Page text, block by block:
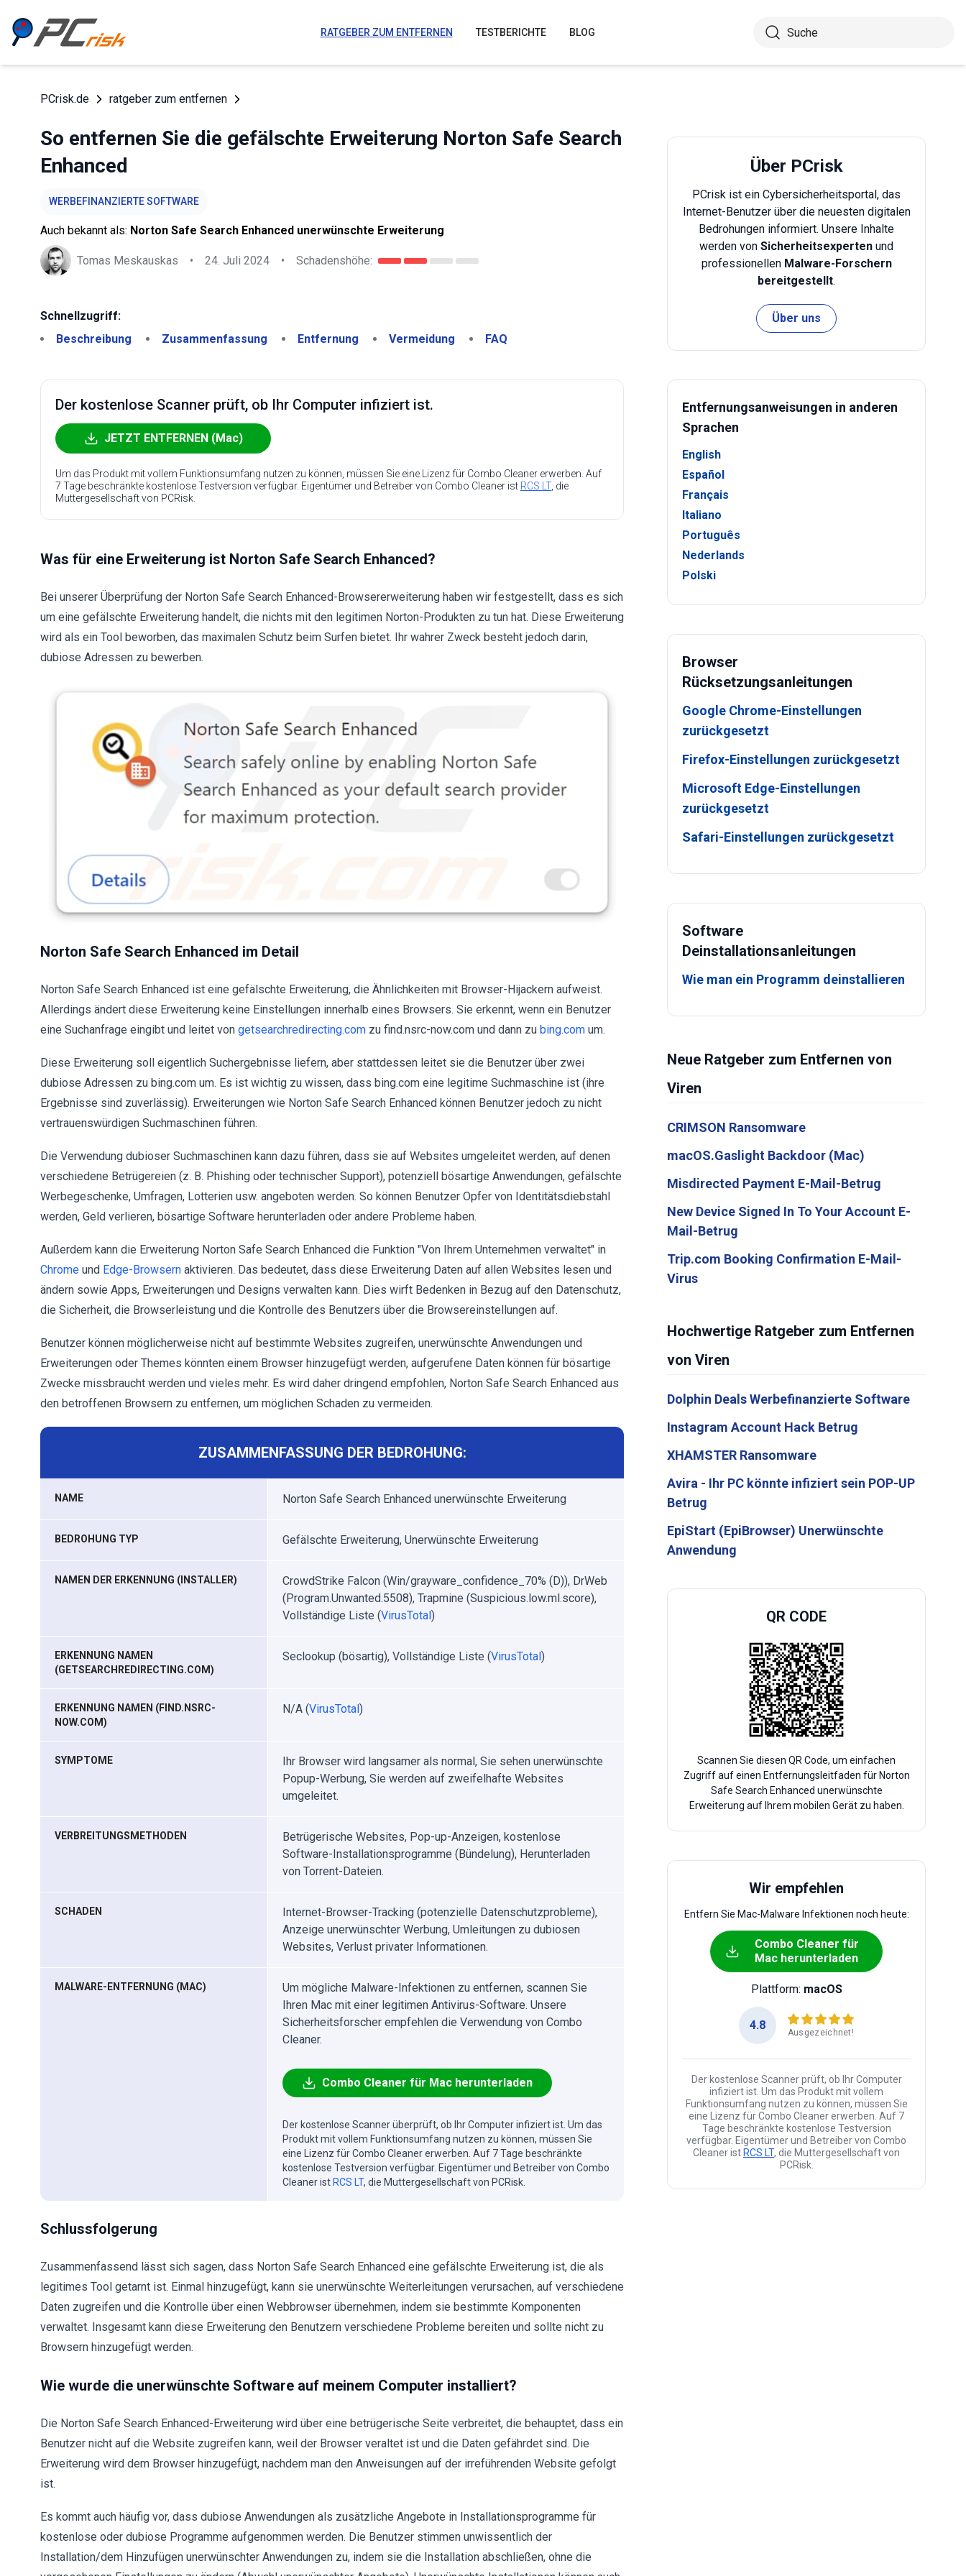
RATGEBER ZUM ENTFERNEN TESTBERICHTE BLOG
PCrisk.de ratgeber zum entfernen
So entfernen Sie die gefälschte Erweiterung Norton Safe Search
Enhanced
WERBEFINANZIERTE SOFTWARE
Auch bekannt als: Norton Safe Search Enhanced unerwünschte Erweiterung
Tomas Meskauskas • 24. Juli 2024 • Schadenshöhe:
Schnellzugriff:
Beschreibung
Zusammenfassung Entfernung Vermeidung FAQ
Der kostenlose Scanner prüft, ob Ihr Computer infiziert ist.
JETZT ENTFERNEN (Mac)
Um das Produkt mit vollem Funktionsumfang nutzen zu können, müssen Sie eine Lizenz für Combo Cleaner erwerben. Auf
7 Tage beschränkte kostenlose Testversion verfügbar. Eigentümer und Betreiber von Combo Cleaner ist RCS LT, die
Muttergesellschaft von PCRisk.
Was für eine Erweiterung ist Norton Safe Search Enhanced?
Bei unserer Überprüfung der Norton Safe Search Enhanced-Browsererweiterung haben wir festgestellt, dass es sich
um eine gefälschte Erweiterung handelt, die nichts mit den legitimen Norton-Produkten zu tun hat. Diese Erweiterung
wird als ein Tool beworben, das maximalen Schutz beim Surfen bietet. Ihr wahrer Zweck besteht jedoch darin,
dubiose Adressen zu bewerben.
Norton Safe Search Enhanced im Detail
Norton Safe Search Enhanced ist eine gefälschte Erweiterung, die Ähnlichkeiten mit Browser-Hijackern aufweist.
Allerdings ändert diese Erweiterung keine Einstellungen innerhalb eines Browsers. Sie erkennt, wenn ein Benutzer
eine Suchanfrage eingibt und leitet von getsearchredirecting.com zu find.nsrc-now.com und dann zu bing.com um.
Diese Erweiterung soll eigentlich Suchergebnisse liefern, aber stattdessen leitet sie die Benutzer über zwei
dubiose Adressen zu bing.com um. Es ist wichtig zu wissen, dass bing.com eine legitime Suchmaschine ist (ihre
Ergebnisse sind zuverlässig). Erweiterungen wie Norton Safe Search Enhanced können Benutzer jedoch zu nicht
vertrauenswürdigen Suchmaschinen führen.
Die Verwendung dubioser Suchmaschinen kann dazu führen, dass sie auf Websites umgeleitet werden, auf denen
verschiedene Betrügereien (z. B. Phishing oder technischer Support), potenziell bösartige Anwendungen, gefälschte
Werbegeschenke, Umfragen, Lotterien usw. angeboten werden. So können Benutzer Opfer von Identitätsdiebstahl
werden, Geld verlieren, bösartige Software herunterladen oder andere Probleme haben.
Außerdem kann die Erweiterung Norton Safe Search Enhanced die Funktion "Von Ihrem Unternehmen verwaltet" in
Chrome und Edge-Browsern aktivieren. Das bedeutet, dass diese Erweiterung Daten auf allen Websites lesen und
ändern sowie Apps, Erweiterungen und Designs verwalten kann. Dies wirft Bedenken in Bezug auf den Datenschutz,
die Sicherheit, die Browserleistung und die Kontrolle des Benutzers über die Browsereinstellungen auf.
Benutzer können möglicherweise nicht auf bestimmte Websites zugreifen, unerwünschte Anwendungen und
Erweiterungen oder Themes könnten einem Browser hinzugefügt werden, aufgerufene Daten können für bösartige
Zwecke missbraucht werden und vieles mehr. Es wird daher dringend empfohlen, Norton Safe Search Enhanced aus
den betroffenen Browsern zu entfernen, um möglichen Schaden zu vermeiden.
ZUSAMMENFASSUNG DER BEDROHUNG:
NAME Norton Safe Search Enhanced unerwünschte Erweiterung
BEDROHUNG TYP Gefälschte Erweiterung, Unerwünschte Erweiterung
NAMEN DER ERKENNUNG (INSTALLER)
CrowdStrike Falcon (Win/grayware_confidence_70% (D)), DrWeb
(Program.Unwanted.5508), Trapmine (Suspicious.low.ml.score),
Vollständige Liste (VirusTotal)
ERKENNUNG NAMEN
(GETSEARCHREDIRECTING.COM)
Seclookup (bösartig), Vollständige Liste (VirusTotal)
ERKENNUNG NAMEN (FIND.NSRC-
NOW.COM)
N/A (VirusTotal)
SYMPTOME
Ihr Browser wird langsamer als normal, Sie sehen unerwünschte
Popup-Werbung, Sie werden auf zweifelhafte Websites
umgeleitet.
VERBREITUNGSMETHODEN
Betrügerische Websites, Pop-up-Anzeigen, kostenlose
Software-Installationsprogramme (Bündelung), Herunterladen
von Torrent-Dateien.
SCHADEN
Internet-Browser-Tracking (potenzielle Datenschutzprobleme),
Anzeige unerwünschter Werbung, Umleitungen zu dubiosen
Websites, Verlust privater Informationen.
MALWARE-ENTFERNUNG (MAC)
Um mögliche Malware-Infektionen zu entfernen, scannen Sie
Ihren Mac mit einer legitimen Antivirus-Software. Unsere
Sicherheitsforscher empfehlen die Verwendung von Combo
Cleaner.
Combo Cleaner für Mac herunterladen
Der kostenlose Scanner überprüft, ob Ihr Computer infiziert ist. Um das
Produkt mit vollem Funktionsumfang nutzen zu können, müssen Sie
eine Lizenz für Combo Cleaner erwerben. Auf 7 Tage beschränkte
kostenlose Testversion verfügbar. Eigentümer und Betreiber von Combo
Cleaner ist RCS LT, die Muttergesellschaft von PCRisk.
Schlussfolgerung
Zusammenfassend lässt sich sagen, dass Norton Safe Search Enhanced eine gefälschte Erweiterung ist, die als
legitimes Tool getarnt ist. Einmal hinzugefügt, kann sie unerwünschte Weiterleitungen verursachen, auf verschiedene
Daten zugreifen und die Kontrolle über einen Webbrowser übernehmen, indem sie bestimmte Komponenten
verwaltet. Insgesamt kann diese Erweiterung den Benutzern verschiedene Probleme bereiten und sollte nicht zu
Browsern hinzugefügt werden.
Wie wurde die unerwünschte Software auf meinem Computer installiert?
Die Norton Safe Search Enhanced-Erweiterung wird über eine betrügerische Seite verbreitet, die behauptet, dass ein
Benutzer nicht auf die Website zugreifen kann, weil der Browser veraltet ist und die Daten gefährdet sind. Die
Erweiterung wird dem Browser hinzugefügt, nachdem man den Anweisungen auf der irreführenden Website gefolgt
ist.
Es kommt auch häufig vor, dass dubiose Anwendungen als zusätzliche Angebote in Installationsprogramme für
kostenlose oder dubiose Programme aufgenommen werden. Die Benutzer stimmen unwissentlich der
Installation/dem Hinzufügen unerwünschter Anwendungen zu, indem sie die Installation abschließen, ohne die
Über PCrisk
PCrisk ist ein Cybersicherheitsportal, das
Internet-Benutzer über die neuesten digitalen
Bedrohungen informiert. Unsere Inhalte
werden von Sicherheitsexperten und
professionellen Malware-Forschern
bereitgestellt.
Über uns
Entfernungsanweisungen in anderen
Sprachen
English
Español
Français
Italiano
Português
Nederlands
Polski
Browser
Rücksetzungsanleitungen
Google Chrome-Einstellungen
zurückgesetzt
Firefox-Einstellungen zurückgesetzt
Microsoft Edge-Einstellungen
zurückgesetzt
Safari-Einstellungen zurückgesetzt
Software
Deinstallationsanleitungen
Wie man ein Programm deinstallieren
Neue Ratgeber zum Entfernen von
Viren
CRIMSON Ransomware
macOS.Gaslight Backdoor (Mac)
Misdirected Payment E-Mail-Betrug
New Device Signed In To Your Account E-
Mail-Betrug
Trip.com Booking Confirmation E-Mail-
Virus
Hochwertige Ratgeber zum Entfernen
von Viren
Dolphin Deals Werbefinanzierte Software
Instagram Account Hack Betrug
XHAMSTER Ransomware
Avira - Ihr PC könnte infiziert sein POP-UP
Betrug
EpiStart (EpiBrowser) Unerwünschte
Anwendung
QR CODE
Scannen Sie diesen QR Code, um einfachen
Zugriff auf einen Entfernungsleitfaden für Norton
Safe Search Enhanced unerwünschte
Erweiterung auf Ihrem mobilen Gerät zu haben.
Wir empfehlen
Entfern Sie Mac-Malware Infektionen noch heute:
Combo Cleaner für
Mac herunterladen
Plattform: macOS
4.8
Ausgezeichnet!
Der kostenlose Scanner prüft, ob Ihr Computer
infiziert ist. Um das Produkt mit vollem
Funktionsumfang nutzen zu können, müssen Sie
eine Lizenz für Combo Cleaner erwerben. Auf 7
Tage beschränkte kostenlose Testversion
verfügbar. Eigentümer und Betreiber von Combo
Cleaner ist RCS LT, die Muttergesellschaft von
PCRisk.